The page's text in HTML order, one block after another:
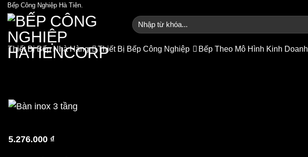
Bỏ
qua
nội
dung
Bếp Công Nghiệp Hà Tiên.
Tìm
kiếm:
Thiết Bị Bếp Nhà Hàng Thiết Bị Bếp Công Nghiệp Bếp Theo Mô Hình Kinh Doanh
5.276.000 ₫